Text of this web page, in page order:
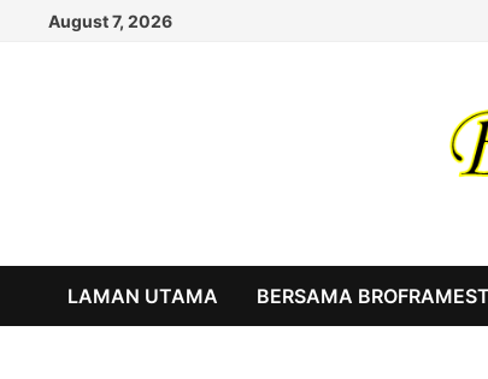
August 7, 2026
LAMAN UTAMA BERSAMA